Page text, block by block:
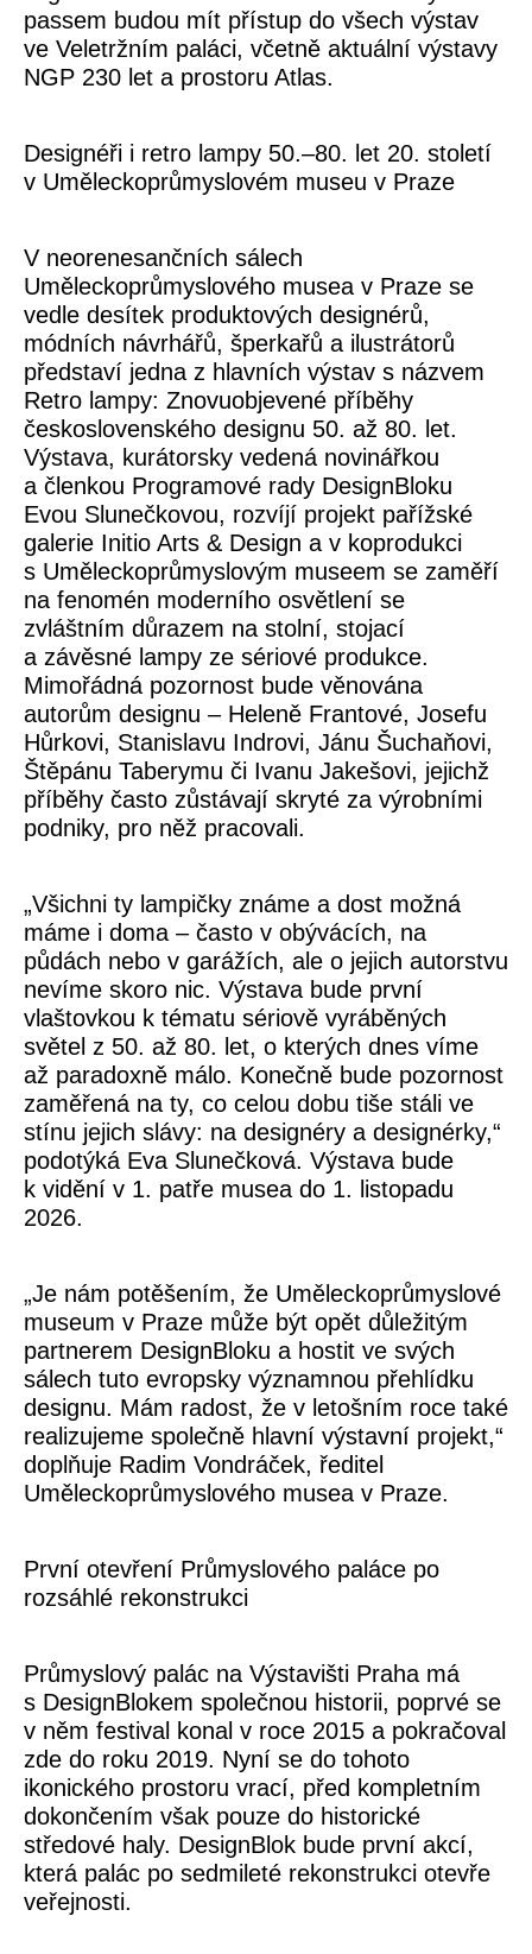
passem budou mít přístup do všech výstav
ve Veletržním paláci, včetně aktuální výstavy
NGP 230 let a prostoru Atlas.
Designéři i retro lampy 50.–80. let 20. století
v Uměleckoprůmyslovém museu v Praze
V neorenesančních sálech
Uměleckoprůmyslového musea v Praze se
vedle desítek produktových designérů,
módních návrhářů, šperkařů a ilustrátorů
představí jedna z hlavních výstav s názvem
Retro lampy: Znovuobjevené příběhy
československého designu 50. až 80. let.
Výstava, kurátorsky vedená novinářkou
a členkou Programové rady DesignBloku
Evou Slunečkovou, rozvíjí projekt pařížské
galerie Initio Arts & Design a v koprodukci
s Uměleckoprůmyslovým museem se zaměří
na fenomén moderního osvětlení se
zvláštním důrazem na stolní, stojací
a závěsné lampy ze sériové produkce.
Mimořádná pozornost bude věnována
autorům designu – Heleně Frantové, Josefu
Hůrkovi, Stanislavu Indrovi, Jánu Šuchaňovi,
Štěpánu Taberymu či Ivanu Jakešovi, jejichž
příběhy často zůstávají skryté za výrobními
podniky, pro něž pracovali.
„Všichni ty lampičky známe a dost možná
máme i doma – často v obývácích, na
půdách nebo v garážích, ale o jejich autorstvu
nevíme skoro nic. Výstava bude první
vlaštovkou k tématu sériově vyráběných
světel z 50. až 80. let, o kterých dnes víme
až paradoxně málo. Konečně bude pozornost
zaměřená na ty, co celou dobu tiše stáli ve
stínu jejich slávy: na designéry a designérky,“
podotýká Eva Slunečková. Výstava bude
k vidění v 1. patře musea do 1. listopadu
2026.
„Je nám potěšením, že Uměleckoprůmyslové
museum v Praze může být opět důležitým
partnerem DesignBloku a hostit ve svých
sálech tuto evropsky významnou přehlídku
designu. Mám radost, že v letošním roce také
realizujeme společně hlavní výstavní projekt,“
doplňuje Radim Vondráček, ředitel
Uměleckoprůmyslového musea v Praze.
První otevření Průmyslového paláce po
rozsáhlé rekonstrukci
Průmyslový palác na Výstavišti Praha má
s DesignBlokem společnou historii, poprvé se
v něm festival konal v roce 2015 a pokračoval
zde do roku 2019. Nyní se do tohoto
ikonického prostoru vrací, před kompletním
dokončením však pouze do historické
středové haly. DesignBlok bude první akcí,
která palác po sedmileté rekonstrukci otevře
veřejnosti.